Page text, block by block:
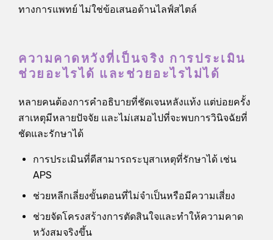
ทางการแพทย์ ไม่ใช่ข้อเสนอด้านไลฟ์สไตล์
ความคาดหวังที่เป็นจริง การประเมิน
ช่วยอะไรได้ และช่วยอะไรไม่ได้
หลายคนต้องการคำอธิบายที่ชัดเจนหลังแท้ง แต่บ่อยครั้ง
สาเหตุมีหลายปัจจัย และไม่เสมอไปที่จะพบการวินิจฉัยที่
ชัดและรักษาได้
การประเมินที่ดีสามารถระบุสาเหตุที่รักษาได้ เช่น
APS
ช่วยหลีกเลี่ยงขั้นตอนที่ไม่จำเป็นหรือมีความเสี่ยง
ช่วยจัดโครงสร้างการตัดสินใจและทำให้ความคาด
หวังสมจริงขึ้น